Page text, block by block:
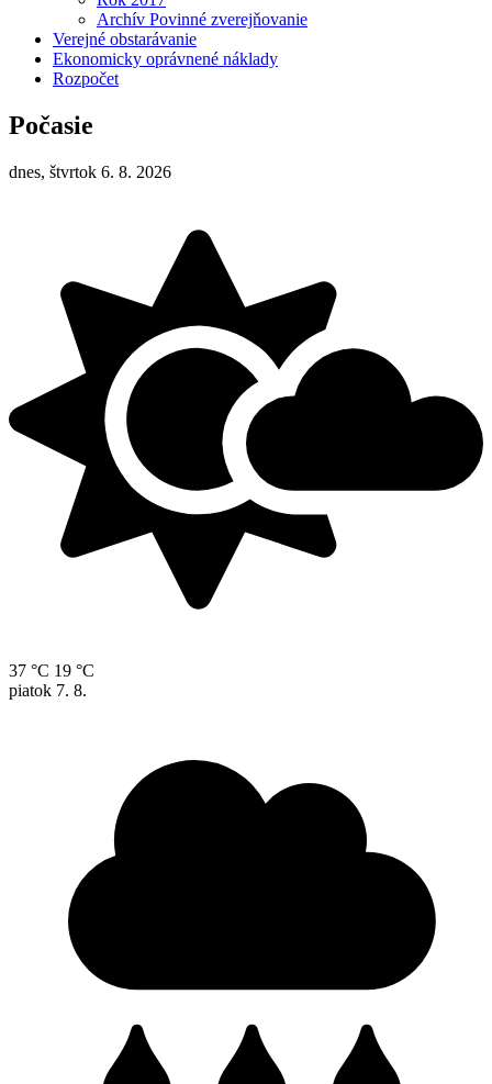
Archív Povinné zverejňovanie
Verejné obstarávanie
Ekonomicky oprávnené náklady
Rozpočet
Počasie
dnes, štvrtok 6. 8. 2026
37 °C 19 °C
piatok 7. 8.